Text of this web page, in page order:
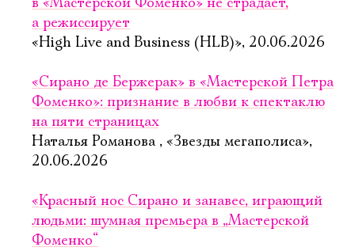
а режиссирует
«High Live and Business (HLB)», 20.06.2026
«Сирано де Бержерак» в «Мастерской Петра
Фоменко»: признание в любви к спектаклю
на пяти страницах
Наталья Романова , «Звезды мегаполиса»,
20.06.2026
«Красный нос Сирано и занавес, играющий
людьми: шумная премьера в „Мастерской
Фоменко“
Имя